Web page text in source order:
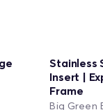
Stainless
Insert |
Frame
Big Green